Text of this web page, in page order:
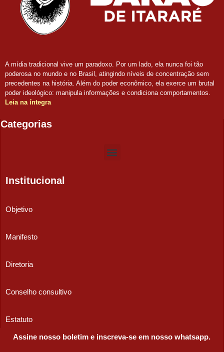
A mídia tradicional vive um paradoxo. Por um lado, ela nunca foi tão
poderosa no mundo e no Brasil, atingindo níveis de concentração sem
precedentes na história. Além do poder econômico, ela exerce um brutal
poder ideológico: manipula informações e condiciona comportamentos.
Leia na íntegra
Categorias
Institucional
Objetivo
Manifesto
Diretoria
Conselho consultivo
Estatuto
Assine nosso boletim e inscreva-se em nosso whatsapp.